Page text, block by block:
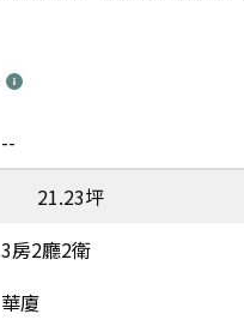
--
21.23坪
3房2廳2衛
華廈